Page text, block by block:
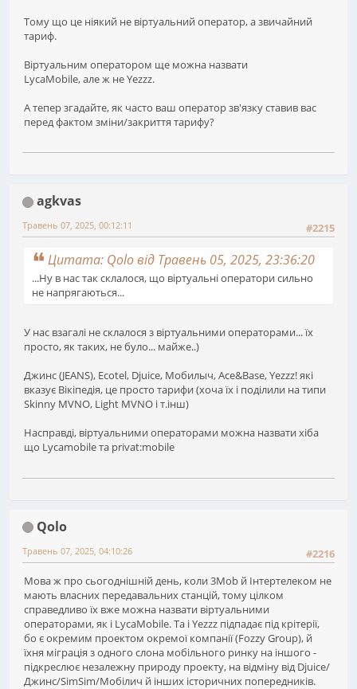
Тому що це ніякий не віртуальний оператор, а звичайний
тариф.
Віртуальним оператором ще можна назвати
LycaMobile, але ж не Yezzz.
А тепер згадайте, як часто ваш оператор зв'язку ставив вас
перед фактом зміни/закриття тарифу?
agkvas
#2215
Травень 07, 2025, 00:12:11
Цитата: Qolo від Травень 05, 2025, 23:36:20
...Ну в нас так склалося, що віртуальні оператори сильно
не напрягаються...
У нас взагалі не склалося з віртуальними операторами... їх
просто, як таких, не було... майже..)
Джинс (JEANS), Ecotel, Djuice, Мобилыч, Ace&Base, Yezzz! які
вказує Вікіпедія, це просто тарифи (хоча їх і поділили на типи
Skinny MVNO, Light MVNO і т.інш)
Насправді, віртуальними операторами можна назвати хіба
що Lycamobile та privat:mobile
Qolo
#2216
Травень 07, 2025, 04:10:26
Мова ж про сьогоднішній день, коли 3Mob й Інтертелеком не
мають власних передавальних станцій, тому цілком
справедливо їх вже можна назвати віртуальними
операторами, як і LycaMobile. Та і Yezzz підпадає під крітерії,
бо є окремим проектом окремої компанії (Fozzy Group), й
їхня міграція з одного слона мобільного ринку на іншого -
підкреслює незалежну природу проекту, на відміну від Djuice/
Джинс/SimSim/Мобілич й інших історичних попередників.